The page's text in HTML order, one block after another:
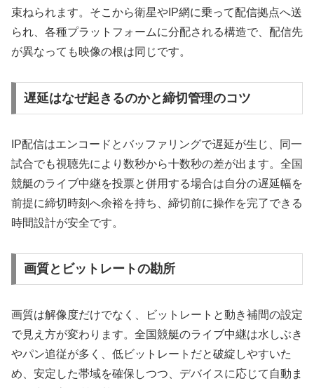
束ねられます。そこから衛星やIP網に乗って配信拠点へ送
られ、各種プラットフォームに分配される構造で、配信先
が異なっても映像の根は同じです。
遅延はなぜ起きるのかと締切管理のコツ
IP配信はエンコードとバッファリングで遅延が生じ、同一
試合でも視聴先により数秒から十数秒の差が出ます。全国
競艇のライブ中継を投票と併用する場合は自分の遅延幅を
前提に締切時刻へ余裕を持ち、締切前に操作を完了できる
時間設計が安全です。
画質とビットレートの勘所
画質は解像度だけでなく、ビットレートと動き補間の設定
で見え方が変わります。全国競艇のライブ中継は水しぶき
やパン追従が多く、低ビットレートだと破綻しやすいた
め、安定した帯域を確保しつつ、デバイスに応じて自動ま